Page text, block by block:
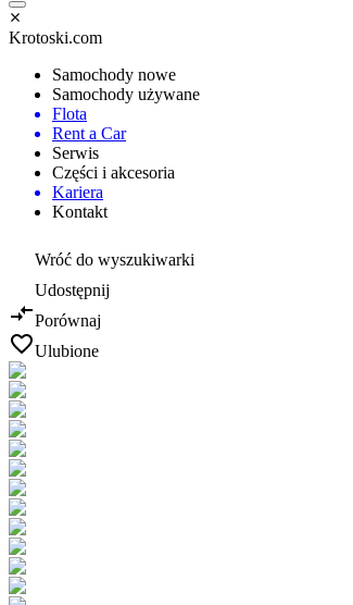
Krotoski.com
Samochody nowe
Samochody używane
Flota
Rent a Car
Serwis
Części i akcesoria
Kariera
Kontakt
Wróć do wyszukiwarki
Udostępnij
Porównaj
Ulubione